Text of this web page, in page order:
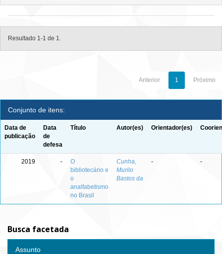
Resultado 1-1 de 1.
Anterior 1 Próximo
Conjunto de itens:
Data de
publicação
Data
de
defesa
Título Autor(es) Orientador(es)
2019 -
O
bibliotecário e
o
analfabetismo
no Brasil
Cunha,
Murilo
Bastos da
- -
Busca facetada
Assunto